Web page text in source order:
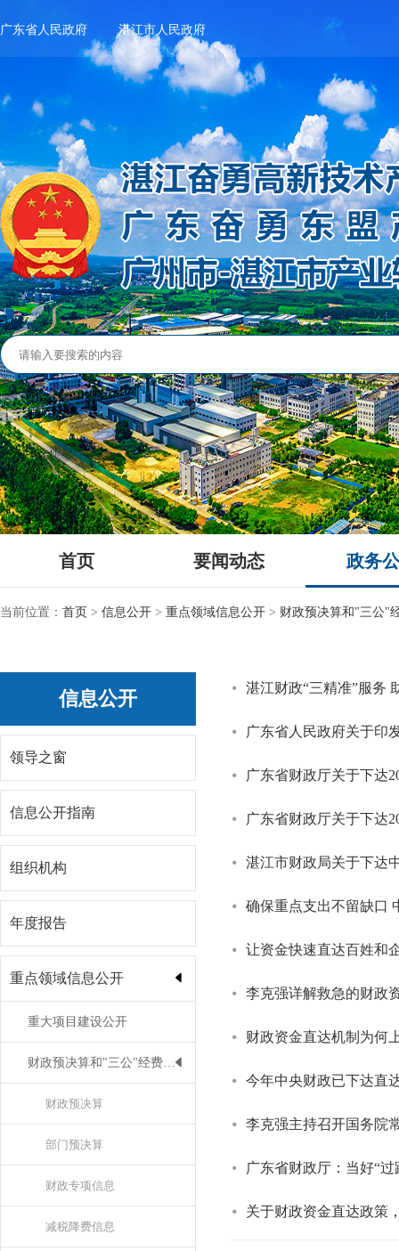
广东省人民政府 湛江市人民政府
首页 要闻动态 政务
当前位置： 首页 > 信息公开 > 重点领域信息公开 > 财政预决算和"三公"
信息公开
领导之窗
信息公开指南
组织机构
年度报告
重点领域信息公开
重大项目建设公开
财政预决算和"三公"经费公开
财政预决算
部门预决算
财政专项信息
减税降费信息
湛江财政“三精准”服务
广东省人民政府关于印
广东省财政厅关于下达
广东省财政厅关于下达
湛江市财政局关于下达
确保重点支出不留缺口
让资金快速直达百姓和
李克强详解救急的财政
财政资金直达机制为何
今年中央财政已下达直
李克强主持召开国务院
广东省财政厅：当好“
关于财政资金直达政策